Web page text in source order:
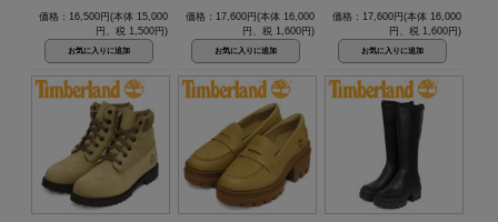
価格：16,500円(本体 15,000
円、税 1,500円)
価格：17,600円(本体 16,000
円、税 1,600円)
価格：17,600円(本体 16,000
円、税 1,600円)